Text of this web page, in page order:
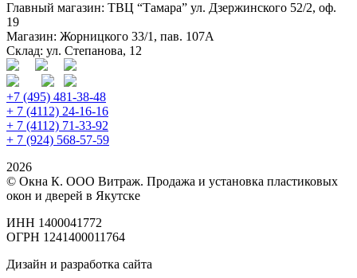
Главный магазин: ТВЦ “Тамара” ул. Дзержинского 52/2, оф.
19
Магазин: Жорницкого 33/1, пав. 107А
Склад: ул. Степанова, 12
+7 (495) 481-38-48
+ 7 (4112) 24-16-16
+ 7 (4112) 71-33-92
+ 7 (924) 568-57-59
2026
© Окна К. ООО Витраж. Продажа и установка пластиковых
окон и дверей в Якутске
ИНН 1400041772
ОГРН 1241400011764
Дизайн и разработка сайта